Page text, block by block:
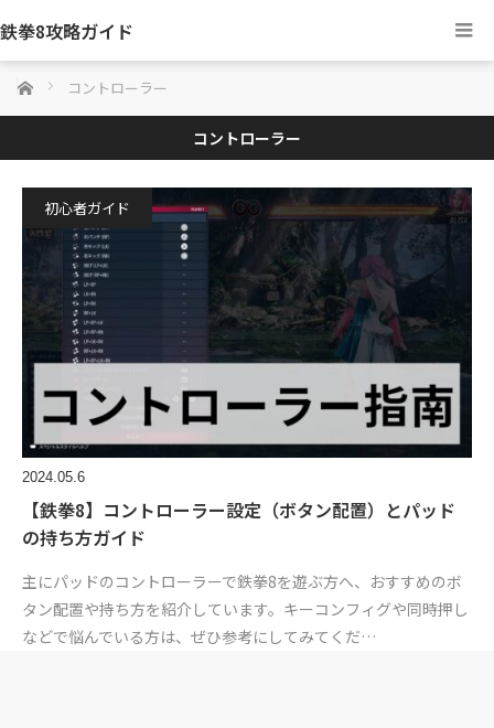
鉄拳8攻略ガイド
ホーム コントローラー
コントローラー
初心者ガイド
2024.05.6
【鉄拳8】コントローラー設定（ボタン配置）とパッド
の持ち方ガイド
主にパッドのコントローラーで鉄拳8を遊ぶ方へ、おすすめのボ
タン配置や持ち方を紹介しています。キーコンフィグや同時押し
などで悩んでいる方は、ぜひ参考にしてみてくだ…